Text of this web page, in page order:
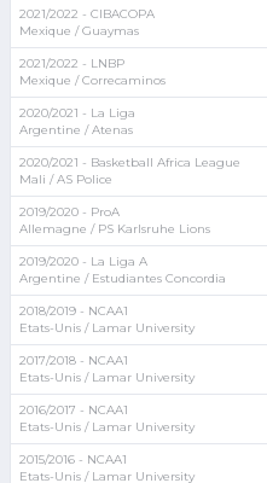
2021/2022 - CIBACOPA
Mexique / Guaymas
2021/2022 - LNBP
Mexique / Correcaminos
2020/2021 - La Liga
Argentine / Atenas
2020/2021 - Basketball Africa League
Mali / AS Police
2019/2020 - ProA
Allemagne / PS Karlsruhe Lions
2019/2020 - La Liga A
Argentine / Estudiantes Concordia
2018/2019 - NCAA1
Etats-Unis / Lamar University
2017/2018 - NCAA1
Etats-Unis / Lamar University
2016/2017 - NCAA1
Etats-Unis / Lamar University
2015/2016 - NCAA1
Etats-Unis / Lamar University